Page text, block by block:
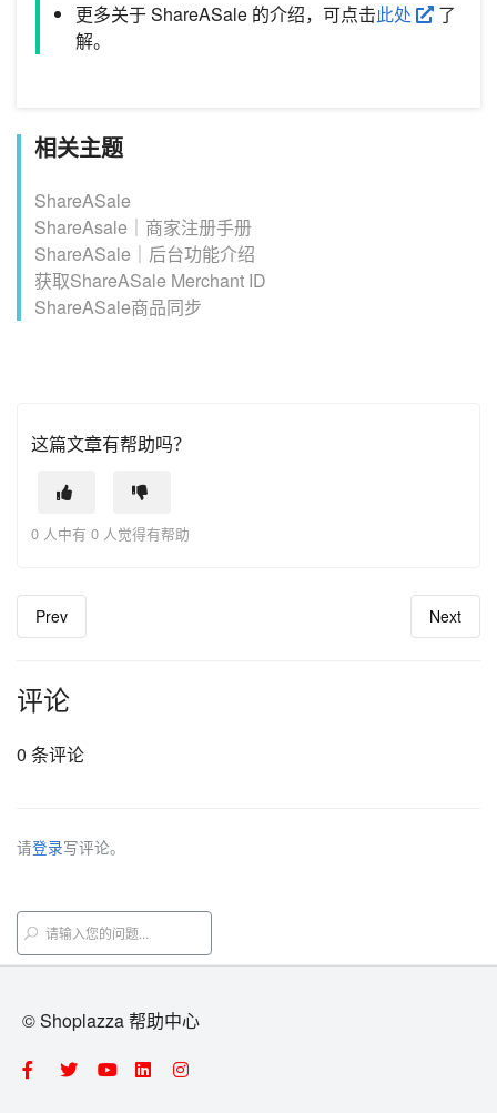
更多关于 ShareASale 的介绍，可点击此处
了
解。
相关主题
ShareASale
ShareAsale｜商家注册手册
ShareASale｜后台功能介绍
获取ShareASale Merchant ID
ShareASale商品同步
这篇文章有帮助吗？
0 人中有 0 人觉得有帮助
Prev Next
评论
0 条评论
请登录写评论。
© Shoplazza 帮助中心